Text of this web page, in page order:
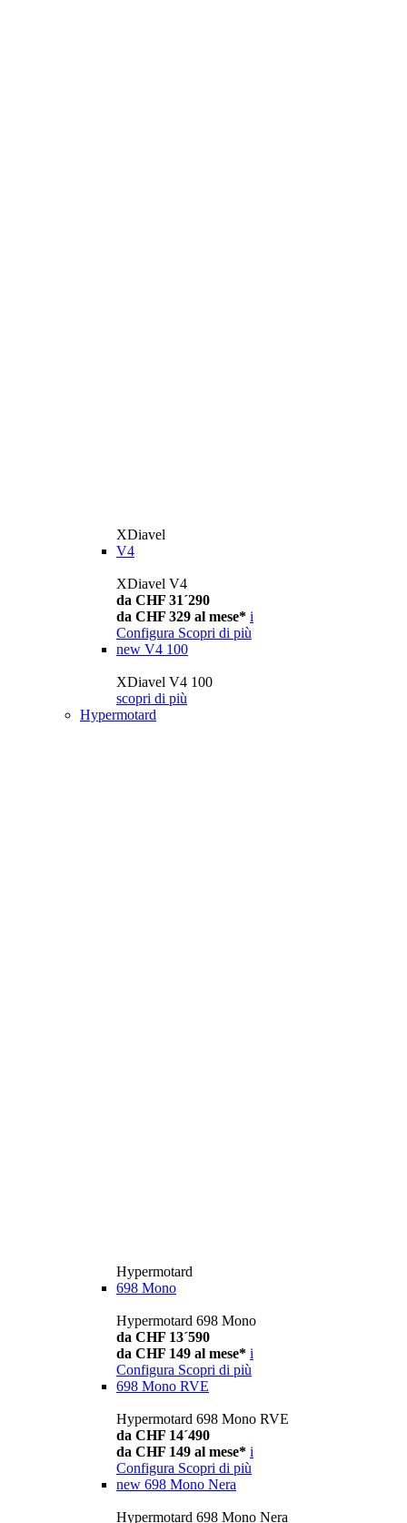
XDiavel
V4
XDiavel V4
da CHF 31´290
da CHF 329 al mese* i
Configura Scopri di più
new V4 100
XDiavel V4 100
scopri di più
Hypermotard
Hypermotard
698 Mono
Hypermotard 698 Mono
da CHF 13´590
da CHF 149 al mese* i
Configura Scopri di più
698 Mono RVE
Hypermotard 698 Mono RVE
da CHF 14´490
da CHF 149 al mese* i
Configura Scopri di più
new 698 Mono Nera
Hypermotard 698 Mono Nera